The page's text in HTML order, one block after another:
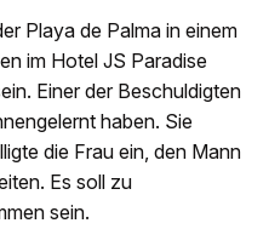
Playa de Palma in einem
im Hotel JS Paradise
Einer der Beschuldigten
haben. Sie
die Frau ein, den Mann
Es soll zu
sein.